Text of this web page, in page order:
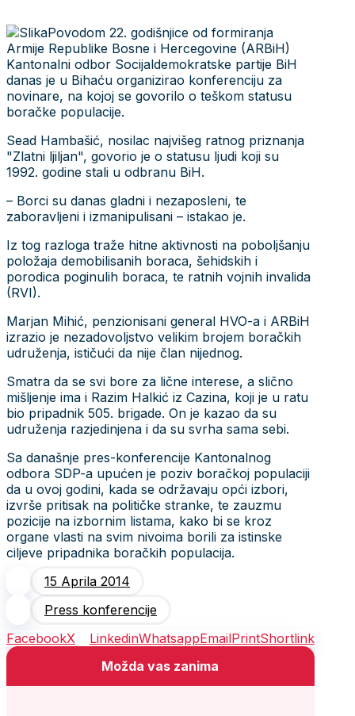
Povodom 22. godišnjice od formiranja
Armije Republike Bosne i Hercegovine (ARBiH)
Kantonalni odbor Socijaldemokratske partije BiH
danas je u Bihaću organizirao konferenciju za
novinare, na kojoj se govorilo o teškom statusu
boračke populacije.
Sead Hambašić, nosilac najvišeg ratnog priznanja
"Zlatni ljiljan", govorio je o statusu ljudi koji su
1992. godine stali u odbranu BiH.
– Borci su danas gladni i nezaposleni, te
zaboravljeni i izmanipulisani – istakao je.
Iz tog razloga traže hitne aktivnosti na poboljšanju
položaja demobilisanih boraca, šehidskih i
porodica poginulih boraca, te ratnih vojnih invalida
(RVI).
Marjan Mihić, penzionisani general HVO-a i ARBiH
izrazio je nezadovoljstvo velikim brojem boračkih
udruženja, ističući da nije član nijednog.
Smatra da se svi bore za lične interese, a slično
mišljenje ima i Razim Halkić iz Cazina, koji je u ratu
bio pripadnik 505. brigade. On je kazao da su
udruženja razjedinjena i da su svrha sama sebi.
Sa današnje pres-konferencije Kantonalnog
odbora SDP-a upućen je poziv boračkoj populaciji
da u ovoj godini, kada se održavaju opći izbori,
izvrše pritisak na političke stranke, te zauzmu
pozicije na izbornim listama, kako bi se kroz
organe vlasti na svim nivoima borili za istinske
ciljeve pripadnika boračkih populacija.
15 Aprila 2014
Press konferencije
FacebookX LinkedinWhatsappEmailPrintShortlink
Možda vas zanima